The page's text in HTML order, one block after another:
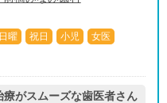
日曜 祝日 小児
女医
がスムーズな歯医者さん